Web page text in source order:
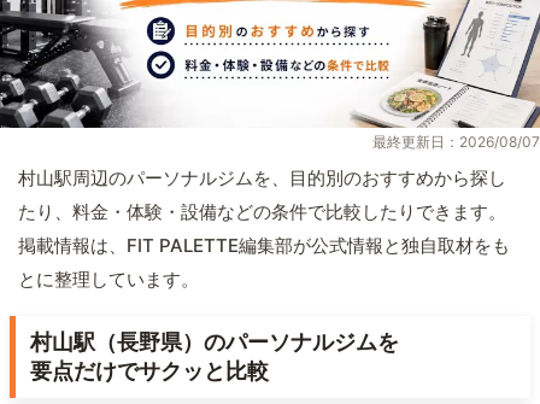
最終更新日：2026/08/07
村山駅周辺のパーソナルジムを、目的別のおすすめから探し
たり、料金・体験・設備などの条件で比較したりできます。
掲載情報は、FIT PALETTE編集部が公式情報と独自取材をも
とに整理しています。
村山駅（長野県）のパーソナルジムを
要点だけでサクッと比較